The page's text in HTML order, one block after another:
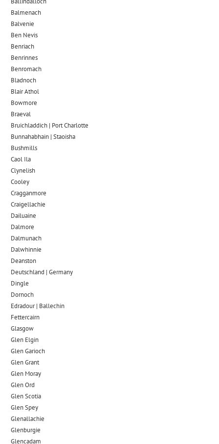
Balmenach
Balvenie
Ben Nevis
Benriach
Benrinnes
Benromach
Bladnoch
Blair Athol
Bowmore
Braeval
Bruichladdich | Port Charlotte
Bunnahabhain | Staoisha
Bushmills
Caol Ila
Clynelish
Cooley
Cragganmore
Craigellachie
Dailuaine
Dalmore​
Dalmunach
Dalwhinnie
Deanston
Deutschland | Germany
Dingle
Dornoch
Edradour | Ballechin
Fettercairn
Glasgow
Glen Elgin
Glen Garioch
Glen Grant
Glen Moray
Glen Ord
Glen Scotia
Glen Spey
Glenallachie
Glenburgie
Glencadam